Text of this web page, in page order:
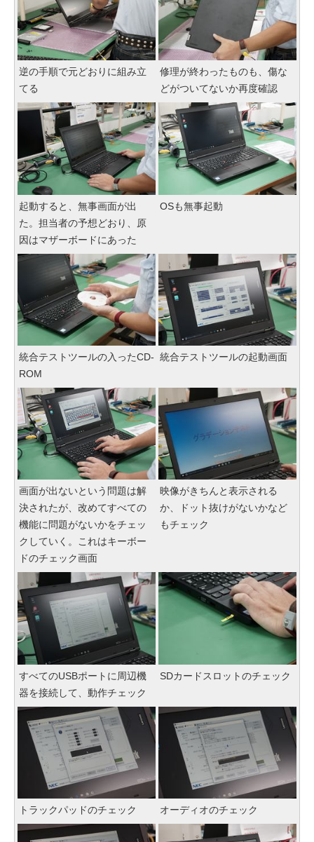
逆の手順で元どおりに組み立
てる
修理が終わったものも、傷な
どがついてないか再度確認
起動すると、無事画面が出
た。担当者の予想どおり、原
因はマザーボードにあった
OSも無事起動
統合テストツールの入ったCD-
ROM
統合テストツールの起動画面
画面が出ないという問題は解
決されたが、改めてすべての
機能に問題がないかをチェッ
クしていく。これはキーボー
ドのチェック画面
映像がきちんと表示される
か、ドット抜けがないかなど
もチェック
すべてのUSBポートに周辺機
器を接続して、動作チェック
SDカードスロットのチェック
トラックパッドのチェック オーディオのチェック